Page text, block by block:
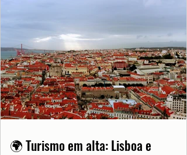
🌍 Turismo em alta: Lisboa e